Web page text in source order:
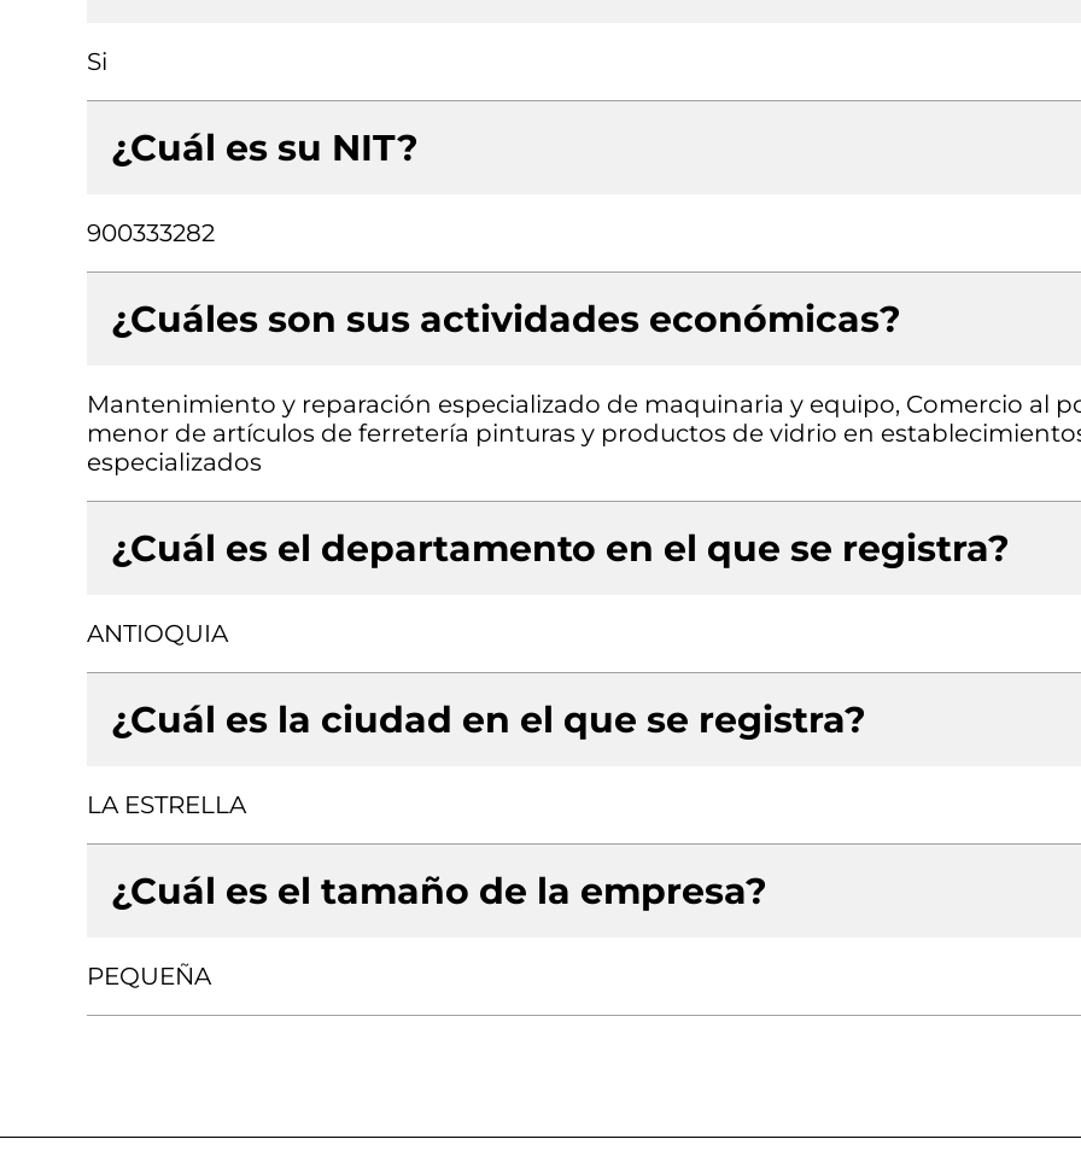
Si
¿Cuál es su NIT?
900333282
¿Cuáles son sus actividades económicas?
Mantenimiento y reparación especializado de maquinaria y equipo, Comercio al
menor de artículos de ferretería pinturas y productos de vidrio en
especializados
¿Cuál es el departamento en el que se registra?
ANTIOQUIA
¿Cuál es la ciudad en el que se registra?
LA ESTRELLA
¿Cuál es el tamaño de la empresa?
PEQUEÑA